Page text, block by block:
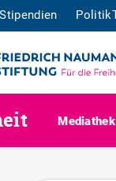
Stipendien
Mediathek